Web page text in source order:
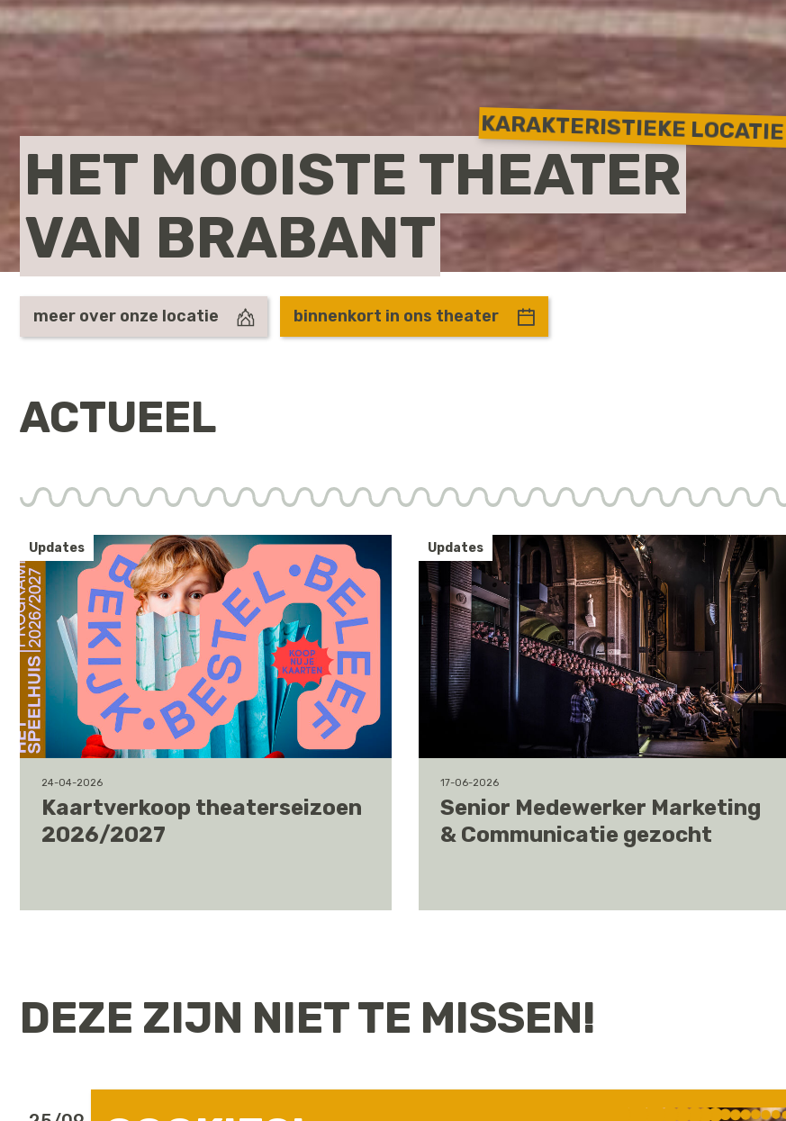
KARAKTERISTIEKE LOCATIE
HET MOOISTE THEATER
VAN BRABANT
meer over onze locatie binnenkort in ons theater
ACTUEEL
Kaartverkoop theaterseizoen
2026/2027
Updates
24-04-2026
Senior Medewerker Marketing
& Communicatie gezocht
Updates
17-06-2026
DEZE ZIJN NIET TE MISSEN!